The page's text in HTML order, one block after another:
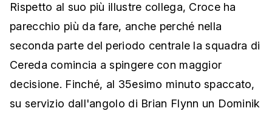
Rispetto al suo più illustre collega, Croce ha
parecchio più da fare, anche perché nella
seconda parte del periodo centrale la squadra di
Cereda comincia a spingere con maggior
decisione. Finché, al 35esimo minuto spaccato,
su servizio dall'angolo di Brian Flynn un Dominik